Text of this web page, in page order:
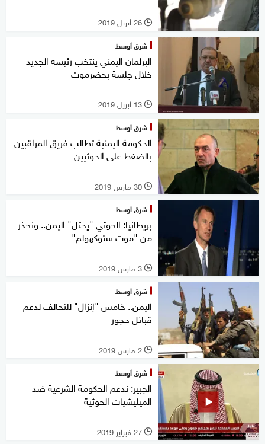
l 26 أبريل 2019
شرق أوسط
البرلمان اليمني ينتخب رئيسه الجديد
خلال جلسة بحضرموت
l 13 أبريل 2019
شرق أوسط
الحكومة اليمنية تطالب فريق المراقبين
بالضغط على الحوثيين
l 30 مارس 2019
شرق أوسط
بريطانيا: الحوثي "يحتل" اليمن.. ونحذر
من "موت ستوكهولم"
l 3 مارس 2019
شرق أوسط
اليمن.. خامس "إنزال" للتحالف لدعم
قبائل حجور
l 2 مارس 2019
شرق أوسط
الجبير: ندعم الحكومة الشرعية ضد
الميليشيات الحوثية
l 27 فبراير 2019